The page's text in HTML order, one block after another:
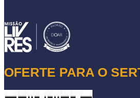
OFERTE PARA O